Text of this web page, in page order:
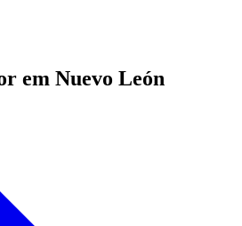
em Nuevo León